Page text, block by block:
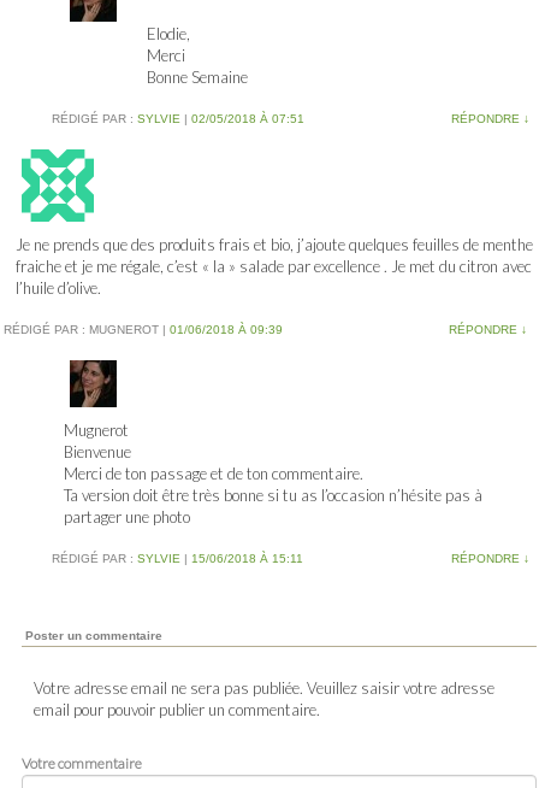
Elodie,
Merci
Bonne Semaine
RÉDIGÉ PAR : SYLVIE 02/05/2018 À 07:51 RÉPONDRE ↓
Je ne prends que des produits frais et bio, j’ajoute quelques feuilles de menthe
fraiche et je me régale, c’est « la » salade par excellence . Je met du citron avec
l’huile d’olive.
RÉDIGÉ PAR : MUGNEROT 01/06/2018 À 09:39 RÉPONDRE ↓
Mugnerot
Bienvenue
Merci de ton passage et de ton commentaire.
Ta version doit être très bonne si tu as l’occasion n’hésite pas à
partager une photo
RÉDIGÉ PAR : SYLVIE 15/06/2018 À 15:11 RÉPONDRE ↓
Poster un commentaire
Votre adresse email ne sera pas publiée. Veuillez saisir votre adresse
email pour pouvoir publier un commentaire.
Votre commentaire